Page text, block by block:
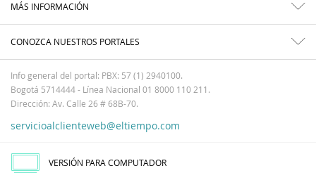
MÁS INFORMACIÓN
CONOZCA NUESTROS PORTALES
Info general del portal: PBX: 57 (1) 2940100.
Bogotá 5714444 - Línea Nacional 01 8000 110 211.
Dirección: Av. Calle 26 # 68B-70.
servicioalclienteweb@eltiempo.com
VERSIÓN PARA COMPUTADOR